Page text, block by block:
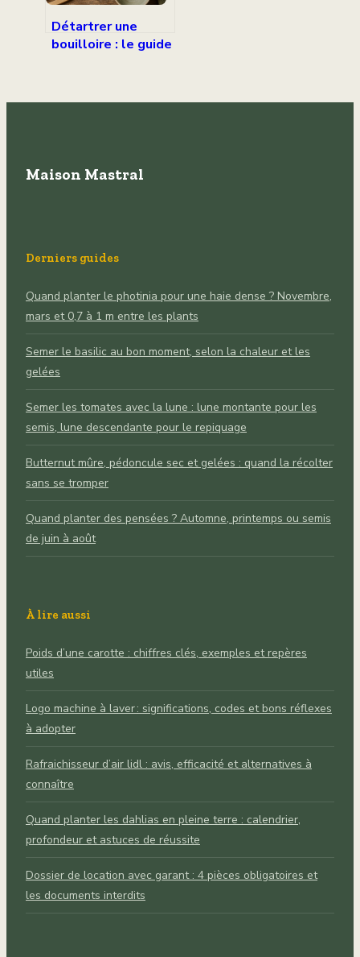
Détartrer une
bouilloire : le guide
Maison Mastral
Derniers guides
Quand planter le photinia pour une haie dense ? Novembre,
mars et 0,7 à 1 m entre les plants
Semer le basilic au bon moment, selon la chaleur et les
gelées
Semer les tomates avec la lune : lune montante pour les
semis, lune descendante pour le repiquage
Butternut mûre, pédoncule sec et gelées : quand la récolter
sans se tromper
Quand planter des pensées ? Automne, printemps ou semis
de juin à août
À lire aussi
Poids d’une carotte : chiffres clés, exemples et repères
utiles
Logo machine à laver : significations, codes et bons réflexes
à adopter
Rafraichisseur d’air lidl : avis, efficacité et alternatives à
connaître
Quand planter les dahlias en pleine terre : calendrier,
profondeur et astuces de réussite
Dossier de location avec garant : 4 pièces obligatoires et
les documents interdits